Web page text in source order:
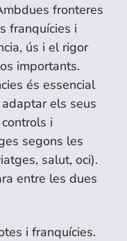
fronteres
franquícies i
ús i el rigor
importants.
és essencial
els seus
i
segons les
salut, oci).
entre les dues
i franquícies.